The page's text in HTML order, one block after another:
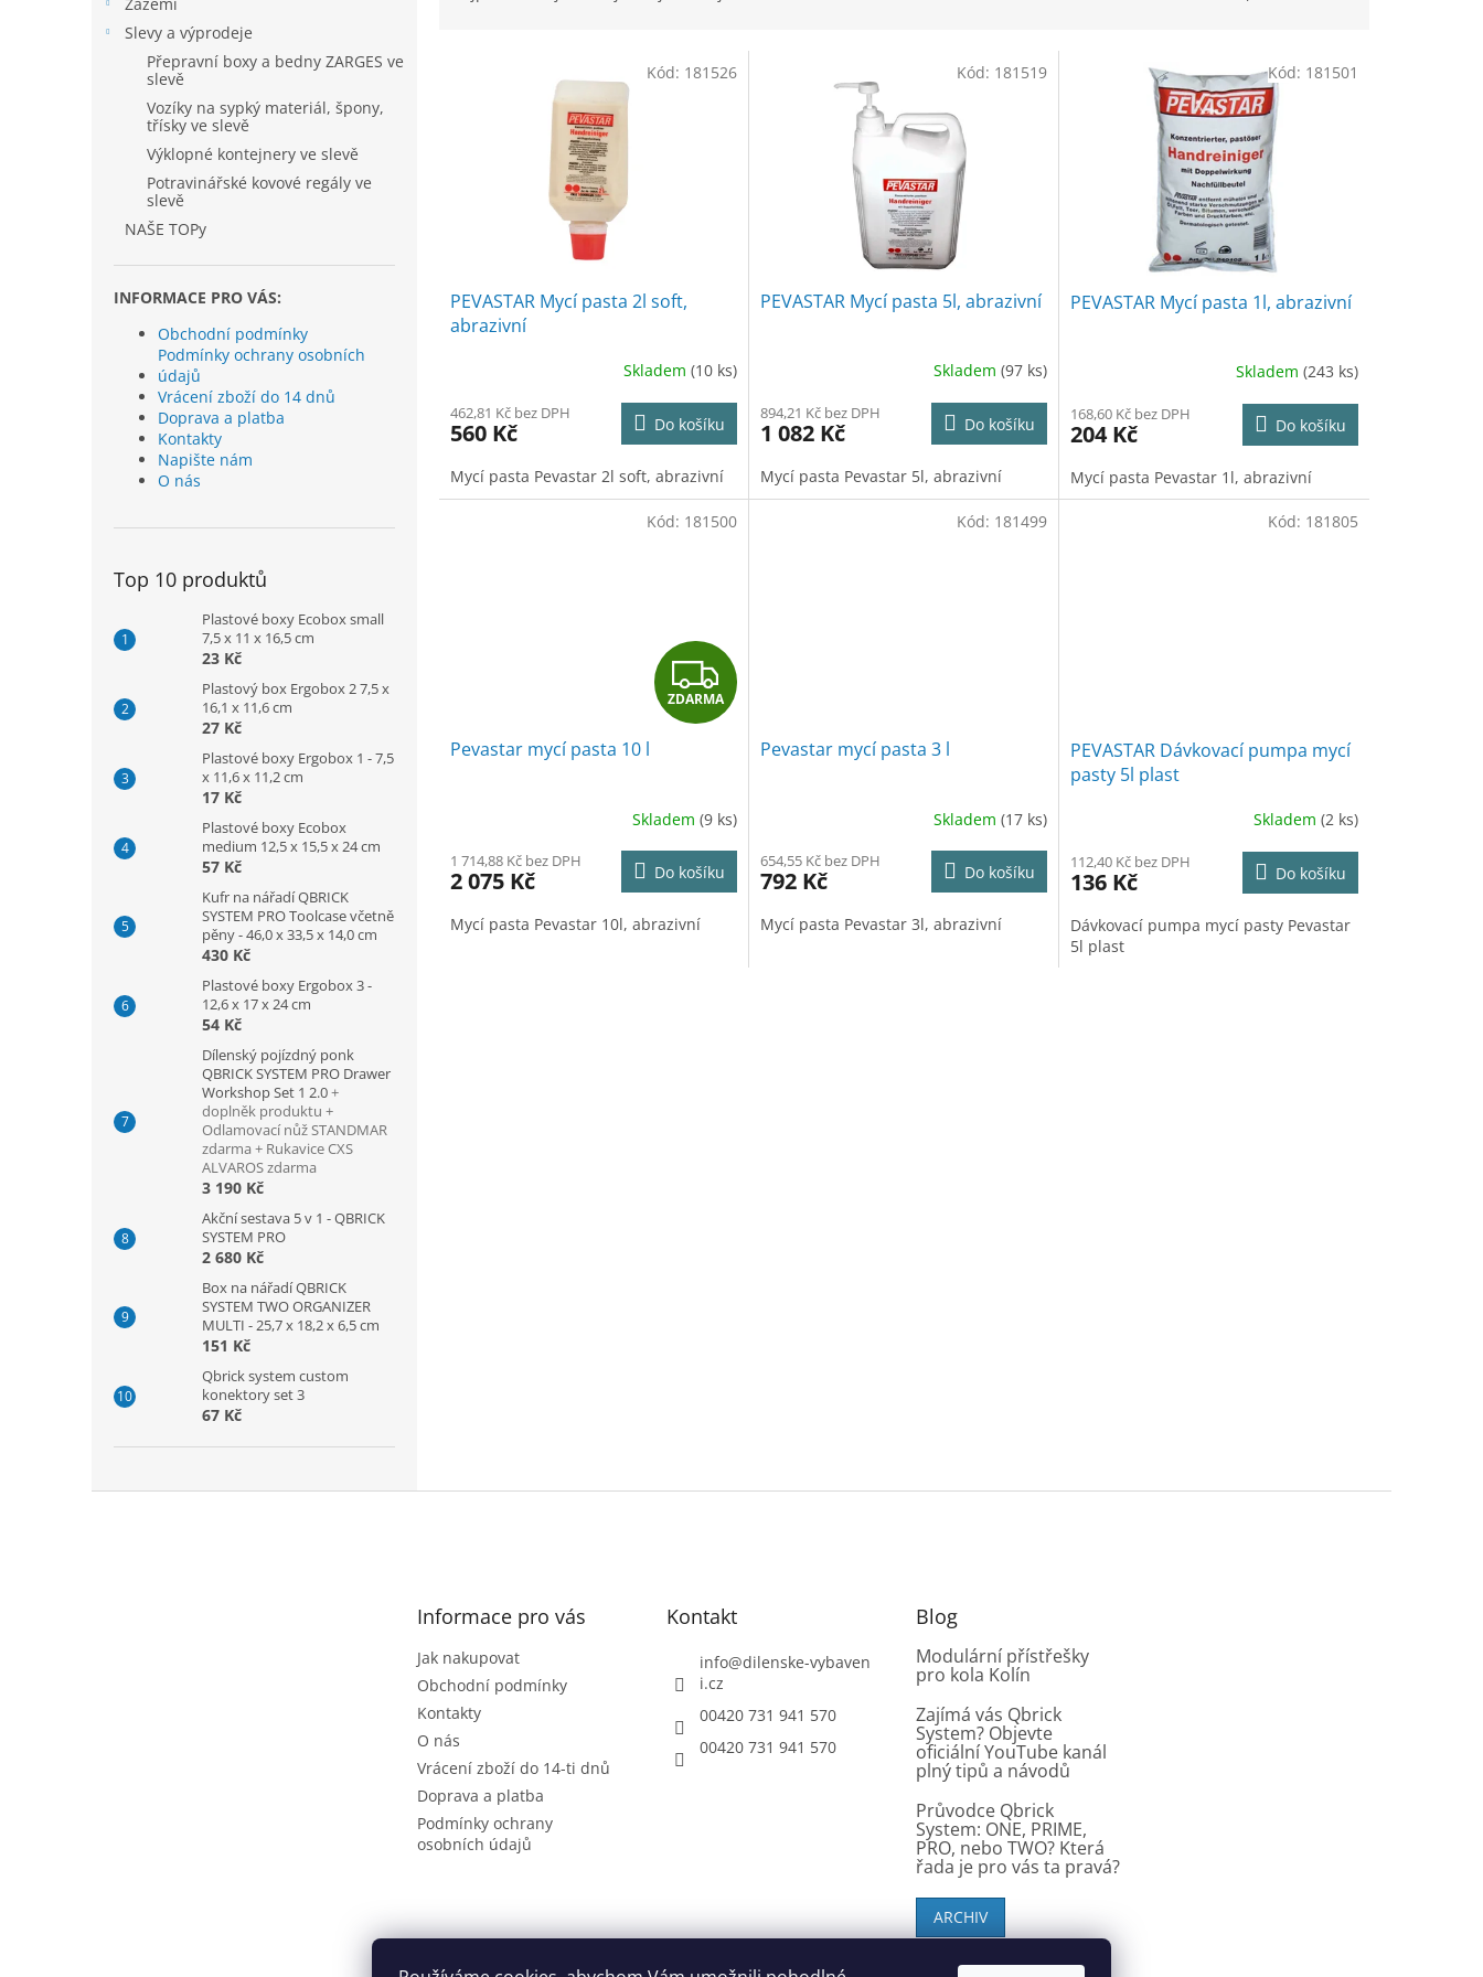
Slevy a výprodeje
Přepravní boxy a bedny ZARGES ve
slevě
Vozíky na sypký materiál, špony,
třísky ve slevě
Výklopné kontejnery ve slevě
Potravinářské kovové regály ve
slevě
NAŠE TOPy
INFORMACE PRO VÁS:
Obchodní podmínky
Podmínky ochrany osobních
údajů
Vrácení zboží do 14 dnů
Doprava a platba
Kontakty
Napište nám
O nás
Top 10 produktů
Plastové boxy Ecobox small
7,5 x 11 x 16,5 cm
23 Kč
Plastový box Ergobox 2 7,5 x
16,1 x 11,6 cm
27 Kč
Plastové boxy Ergobox 1 - 7,5
x 11,6 x 11,2 cm
17 Kč
Plastové boxy Ecobox
medium 12,5 x 15,5 x 24 cm
57 Kč
Kufr na nářadí QBRICK
SYSTEM PRO Toolcase včetně
pěny - 46,0 x 33,5 x 14,0 cm
430 Kč
Plastové boxy Ergobox 3 -
12,6 x 17 x 24 cm
54 Kč
Dílenský pojízdný ponk
QBRICK SYSTEM PRO Drawer
Workshop Set 1 2.0+
doplněk produktu +
Odlamovací nůž STANDMAR
zdarma + Rukavice CXS
ALVAROS zdarma
3 190 Kč
Akční sestava 5 v 1 - QBRICK
SYSTEM PRO
2 680 Kč
Box na nářadí QBRICK
SYSTEM TWO ORGANIZER
MULTI - 25,7 x 18,2 x 6,5 cm
151 Kč
Qbrick system custom
konektory set 3
67 Kč
PEVASTAR Mycí pasta 2l soft,
abrazivní
Skladem (10 ks)
462,81 Kč bez DPH
560 Kč Do košíku
Mycí pasta Pevastar 2l soft, abrazivní
Kód: 181526
PEVASTAR Mycí pasta 5l, abrazivní
Skladem (97 ks)
894,21 Kč bez DPH
1 082 Kč Do košíku
Mycí pasta Pevastar 5l, abrazivní
Kód: 181519
PEVASTAR Mycí pasta 1l, abrazivní
Skladem (243 ks)
168,60 Kč bez DPH
204 Kč Do košíku
Mycí pasta Pevastar 1l, abrazivní
Kód: 181501
Z
D
R
M
A
ZDARMA
Pevastar mycí pasta 10 l
Skladem (9 ks)
1 714,88 Kč bez DPH
2 075 Kč Do košíku
Mycí pasta Pevastar 10l, abrazivní
Kód: 181500
Pevastar mycí pasta 3 l
Skladem (17 ks)
654,55 Kč bez DPH
792 Kč Do košíku
Mycí pasta Pevastar 3l, abrazivní
Kód: 181499
PEVASTAR Dávkovací pumpa mycí
pasty 5l plast
Skladem (2 ks)
112,40 Kč bez DPH
136 Kč Do košíku
Dávkovací pumpa mycí pasty Pevastar
5l plast
Kód: 181805
Informace pro vás
Jak nakupovat
Obchodní podmínky
Kontakty
O nás
Vrácení zboží do 14-ti dnů
Doprava a platba
Podmínky ochrany
osobních údajů
Kontakt
info@dilenske-vybaven
i.cz
00420 731 941 570
00420 731 941 570
Blog
Modulární přístřešky
pro kola Kolín
Zajímá vás Qbrick
System? Objevte
oficiální YouTube kanál
plný tipů a návodů
Průvodce Qbrick
System: ONE, PRIME,
PRO, nebo TWO? Která
řada je pro vás ta pravá?
ARCHIV